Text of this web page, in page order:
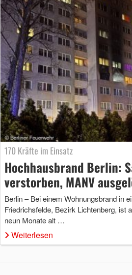
170 Kräfte im Einsatz
Hochhausbrand Berlin:
verstorben, MANV
Berlin – Bei einem Wohnungsbrand in
Friedrichsfelde, Bezirk Lichtenberg, ist
neun Monate alt …
Weiterlesen